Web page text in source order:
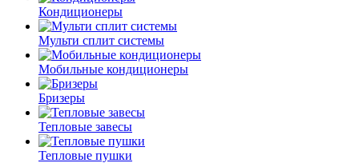
Кондиционеры
Мульти сплит системы
Мобильные кондиционеры
Бризеры
Тепловые завесы
Тепловые пушки